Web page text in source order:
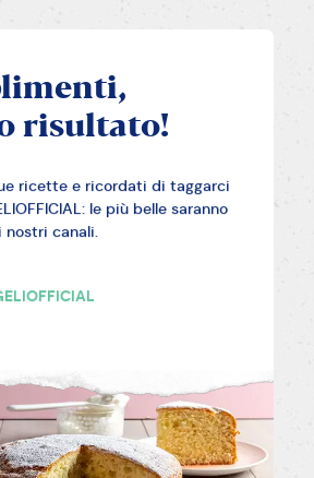
risultato!
ricette e ricordati di taggarci
le più belle saranno
nostri canali.